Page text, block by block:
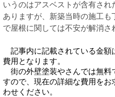
いうのはアスベストが含有さ
ありますが、新築当時の施工
で屋根に関しては不安が解消さ
記事内に記載されている金額
費用となります。
街の外壁塗装やさんでは無料
すので、現在の詳細な費用を
わせください。